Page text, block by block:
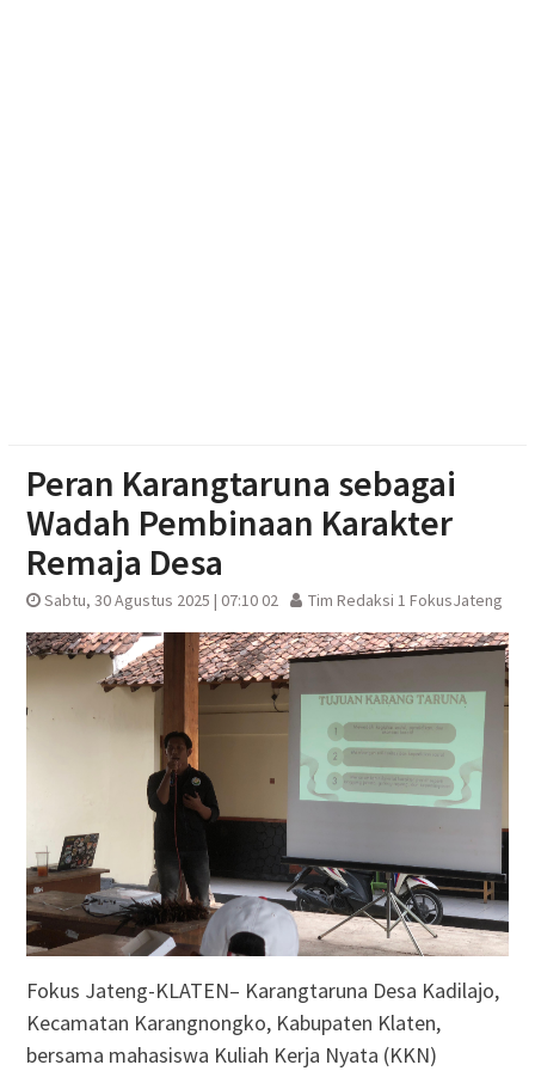
Peran Karangtaruna sebagai
Wadah Pembinaan Karakter
Remaja Desa
Sabtu, 30 Agustus 2025 | 07:10 02 Tim Redaksi 1 FokusJateng
Fokus Jateng-KLATEN– Karangtaruna Desa Kadilajo,
Kecamatan Karangnongko, Kabupaten Klaten,
bersama mahasiswa Kuliah Kerja Nyata (KKN)